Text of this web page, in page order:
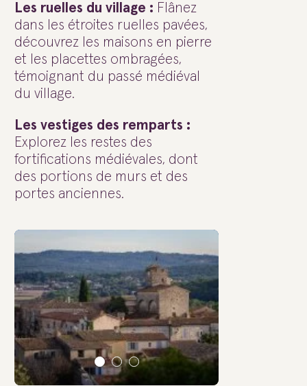
Les ruelles du village : Flânez
dans les étroites ruelles pavées,
découvrez les maisons en pierre
et les placettes ombragées,
témoignant du passé médiéval
du village.
Les vestiges des remparts :
Explorez les restes des
fortifications médiévales, dont
des portions de murs et des
portes anciennes.